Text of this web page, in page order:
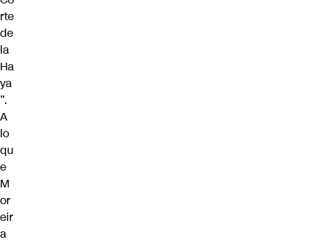
rte
de
la
Ha
ya
”.
A
lo
qu
e
M
or
eir
a